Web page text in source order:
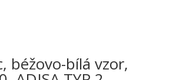
béžovo-bílá vzor,